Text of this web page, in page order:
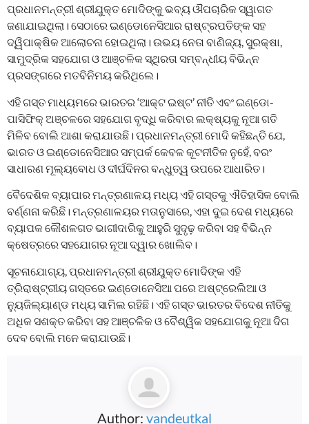
ପ୍ରଧାନମନ୍ତ୍ରୀ ଶ୍ରୀଯୁକ୍ତ ମୋଦିଙ୍କୁ ଭବ୍ୟ ଔପଚାରିକ ସ୍ୱାଗତ
ଜଣାଯାଇଥିଲା। ସେଠାରେ ଇଣ୍ଡୋନେସିଆର ରାଷ୍ଟ୍ରପତିଙ୍କ ସହ
ଦ୍ୱିପାକ୍ଷିକ ଆଲୋଚନା ହୋଇଥିଲା। ଉଭୟ ନେତା ବାଣିଜ୍ୟ, ସୁରକ୍ଷା,
ସାମୁଦ୍ରିକ ସହଯୋଗ ଓ ଆଞ୍ଚଳିକ ସ୍ଥିରତା ସମ୍ବନ୍ଧୀୟ ବିଭିନ୍ନ
ପ୍ରସଙ୍ଗରେ ମତବିନିମୟ କରିଥିଲେ।
ଏହି ଗସ୍ତ ମାଧ୍ୟମରେ ଭାରତର ‘ଆକ୍ଟ ଇଷ୍ଟ’ ନୀତି ଏବଂ ଇଣ୍ଡୋ-
ପାସିଫିକ୍ ଅଞ୍ଚଳରେ ସହଯୋଗ ବୃଦ୍ଧି କରିବାର ଲକ୍ଷ୍ୟକୁ ନୂଆ ଗତି
ମିଳିବ ବୋଲି ଆଶା କରାଯାଉଛି। ପ୍ରଧାନମନ୍ତ୍ରୀ ମୋଦି କହିଛନ୍ତି ଯେ,
ଭାରତ ଓ ଇଣ୍ଡୋନେସିଆର ସମ୍ପର୍କ କେବଳ କୂଟନୀତିକ ନୁହେଁ, ବରଂ
ସାଧାରଣ ମୂଲ୍ୟବୋଧ ଓ ଦୀର୍ଘଦିନର ବନ୍ଧୁତ୍ୱ ଉପରେ ଆଧାରିତ।
ବୈଦେଶିକ ବ୍ୟାପାର ମନ୍ତ୍ରଣାଳୟ ମଧ୍ୟ ଏହି ଗସ୍ତକୁ ଐତିହାସିକ ବୋଲି
ବର୍ଣ୍ଣନା କରିଛି। ମନ୍ତ୍ରଣାଳୟର ମତାନୁସାରେ, ଏହା ଦୁଇ ଦେଶ ମଧ୍ୟରେ
ବ୍ୟାପକ କୌଶଳଗତ ଭାଗୀଦାରିକୁ ଆହୁରି ସୁଦୃଢ଼ କରିବା ସହ ବିଭିନ୍ନ
କ୍ଷେତ୍ରରେ ସହଯୋଗର ନୂଆ ଦ୍ୱାର ଖୋଲିବ।
ସୂଚନାଯୋଗ୍ୟ, ପ୍ରଧାନମନ୍ତ୍ରୀ ଶ୍ରୀଯୁକ୍ତ ମୋଦିଙ୍କ ଏହି
ତ୍ରିରାଷ୍ଟ୍ରୀୟ ଗସ୍ତରେ ଇଣ୍ଡୋନେସିଆ ପରେ ଅଷ୍ଟ୍ରେଲିଆ ଓ
ନ୍ୟୁଜିଲ୍ୟାଣ୍ଡ ମଧ୍ୟ ସାମିଲ ରହିଛି। ଏହି ଗସ୍ତ ଭାରତର ବିଦେଶ ନୀତିକୁ
ଅଧିକ ସଶକ୍ତ କରିବା ସହ ଆଞ୍ଚଳିକ ଓ ବୈଶ୍ୱିକ ସହଯୋଗକୁ ନୂଆ ଦିଗ
ଦେବ ବୋଲି ମନେ କରାଯାଉଛି।
Author: vandeutkal